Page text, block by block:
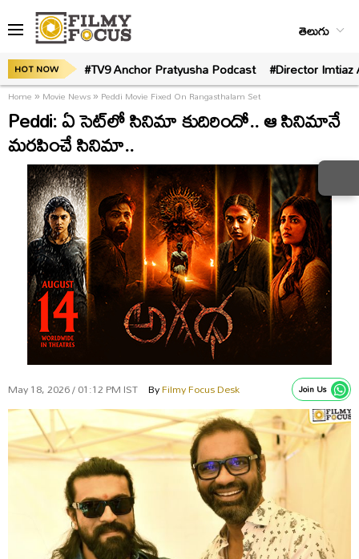
తెలుగు
HOT NOW #TV9 Anchor Pratyusha Podcast #Director
Home» Movie News» Peddi Movie Fixed On Rangasthalam Set
Peddi: ఏ సెట్‌లో సినిమా కుదిరిందో.. ఆ సినిమానే
మరపించే సినిమా..
May 18, 2026 / 01:12 PM IST ByFilmy Focus Desk Join Us